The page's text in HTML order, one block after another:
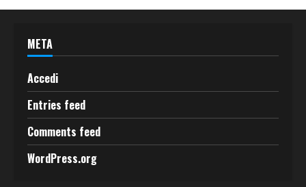
META
Accedi
Entries feed
Comments feed
WordPress.org